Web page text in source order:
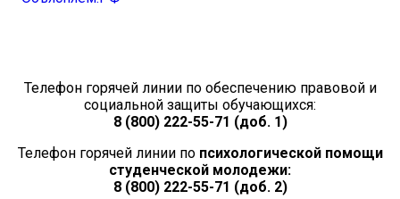
Телефон горячей линии по обеспечению правовой и
социальной защиты обучающихся:
8 (800) 222-55-71 (доб. 1)
Телефон горячей линии попсихологической помощи
студенческой молодежи:
8 (800) 222-55-71 (доб. 2)